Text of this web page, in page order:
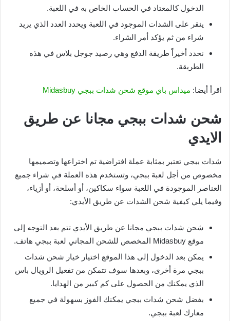
الدخول كالمعتاد في الحساب الخاص به في اللعبة.
ينقر على الشدات الموجود في اللعبة ويحدد العدد الذي يريد
شراء من ثم يؤكد أمر الشراء.
نحدد أخيراً طريقة الدفع وهي رصيد جوجل بلاس في هذه
الطريقة.
اقرأ أيضا: ميداس باي موقع شحن شدات ببجي Midasbuy
شحن شدات ببجي مجانا عن طريق
الايدي
شدات ببجي تعتبر بمثابة عملة افتراضية تم اختراعها وتصميمها
مخصوص من أجل لعبة ببجي، وتستخدم هذه العملة في شراء جميع
العناصر الموجودة في اللعبة سواء سكاكين، أو أسلحة، أو أزياء،
وفيما يلي كيفية شحن الشدات عن طريق الأيدي:
شحن شدات ببجي مجانا عن طريق الأيدي تتم بعد التوجه إلى
موقع Midasbuy المخصص للشحن المجاني لعبة ببجي هاتف.
يمكن بعد الدخول إلى هذا الموقع اختيار خيار شحن شدات
ببجي مرة أخرى، وبعدها سوف تتمكن من تفعيل الرويال باس
الذي يمكنك من الحصول على كم كبير من الهدايا.
بفضل شحن شدات ببجي يمكنك الفوز بسهولة في جميع
معارك لعبة ببجي.